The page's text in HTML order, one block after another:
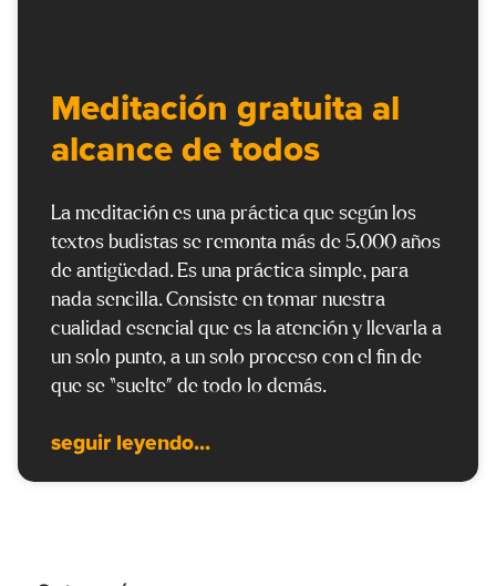
Meditación gratuita al
alcance de todos
La meditación es una práctica que según los
textos budistas se remonta más de 5.000 años
de antigüedad. Es una práctica simple, para
nada sencilla. Consiste en tomar nuestra
cualidad esencial que es la atención y llevarla a
un solo punto, a un solo proceso con el fin de
que se “suelte” de todo lo demás.
seguir leyendo...